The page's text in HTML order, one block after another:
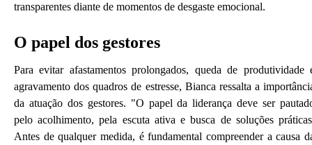
transparentes diante de momentos de desgaste emocional.
O papel dos gestores
Para evitar afastamentos prolongados, queda de produtividade
agravamento dos quadros de estresse, Bianca ressalta a
da atuação dos gestores. "O papel da liderança deve ser
pelo acolhimento, pela escuta ativa e busca de soluções
Antes de qualquer medida, é fundamental compreender a causa